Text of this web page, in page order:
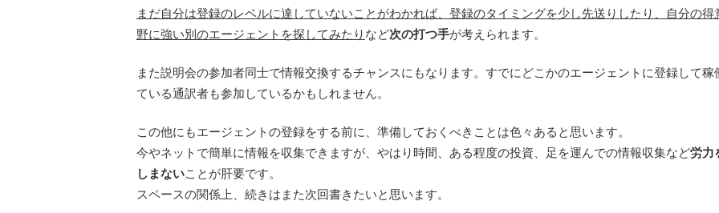
まだ自分は登録のレベルに達していないことがわかれば、登録のタイミングを少し先送りしたり、自分の得
野に強い別のエージェントを探してみたり など次の打つ手が考えられます。
また説明会の参加者同士で情報交換するチャンスにもなります。すでにどこかのエージェントに登録して稼
ている通訳者も参加しているかもしれません。
この他にもエージェントの登録をする前に、準備しておくべきことは色々あると思います。
今やネットで簡単に情報を収集できますが、やはり時間、ある程度の投資、足を運んでの情報収集など労力
しまないことが肝要です。
スペースの関係上、続きはまた次回書きたいと思います。